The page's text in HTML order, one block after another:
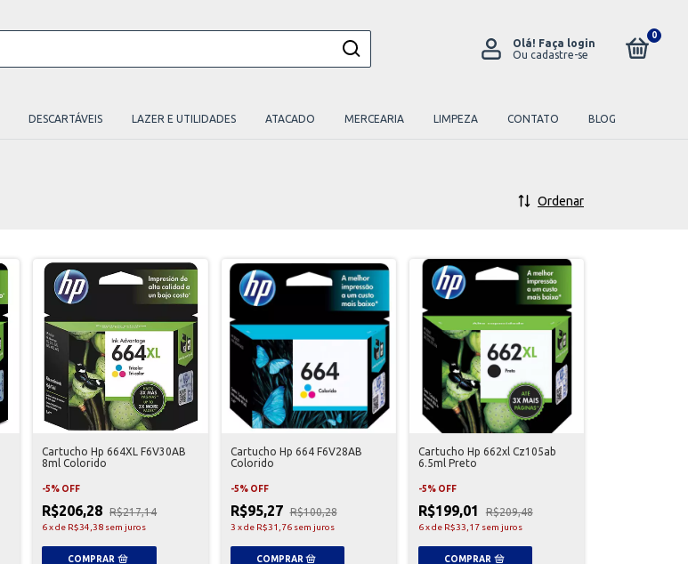
Olá! Faça login
Ou cadastre-se
0
DESCARTÁVEIS LAZER E UTILIDADES ATACADO MERCEARIA LIMPEZA CONTATO BLOG
Ordenar
Cartucho Hp 664XL F6V30AB
8ml Colorido
-5% OFF
R$206,28 R$217,14
6 xde R$34,38 sem juros
Cartucho Hp 664 F6V28AB
Colorido
-5% OFF
R$95,27 R$100,28
3 xde R$31,76 sem juros
Cartucho Hp 662xl Cz105ab
6.5ml Preto
-5% OFF
R$199,01 R$209,48
6 xde R$33,17 sem juros